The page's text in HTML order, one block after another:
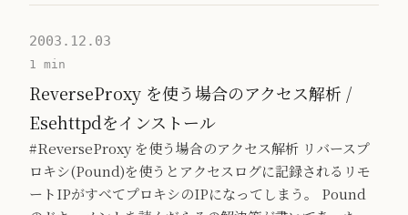
2003.12.03
1 min
ReverseProxy を使う場合のアクセス解析 /
Esehttpdをインストール
#ReverseProxy を使う場合のアクセス解析 リバースプ
ロキシ(Pound)を使うとアクセスログに記録されるリモ
ートIPがすべてプロキシのIPになってしまう。 Pound